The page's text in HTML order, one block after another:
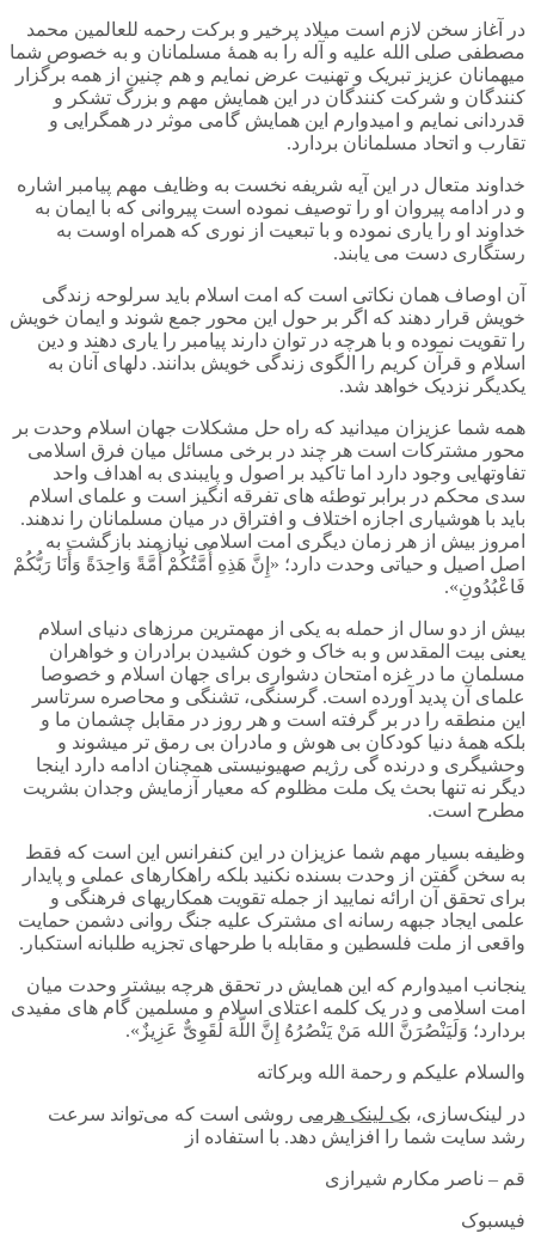
در آغاز سخن لازم است میلاد پرخیر و برکت رحمه للعالمین محمد
مصطفی صلی الله علیه و آله را به همۀ مسلمانان و به خصوص شما
میهمانان عزیز تبریک و تهنیت عرض نمایم و هم چنین از همه برگزار
کنندگان و شرکت کنندگان در این همایش مهم و بزرگ تشکر و
قدردانی نمایم و امیدوارم این همایش گامی موثر در همگرایی و
تقارب و اتحاد مسلمانان بردارد.
خداوند متعال در این آیه شریفه نخست به وظایف مهم پیامبر اشاره
و در ادامه پیروان او را توصیف نموده است پیروانی که با ایمان به
خداوند او را یاری نموده و با تبعیت از نوری که همراه اوست به
رستگاری دست می یابند.
آن اوصاف همان نکاتی است که امت اسلام باید سرلوحه زندگی
خویش قرار دهند که اگر بر حول این محور جمع شوند و ایمان خویش
را تقویت نموده و با هرچه در توان دارند پیامبر را یاری دهند و دین
اسلام و قرآن کریم را الگوی زندگی خویش بدانند. دلهای آنان به
یکدیگر نزدیک خواهد شد.
همه شما عزیزان میدانید که راه حل مشکلات جهان اسلام وحدت بر
محور مشترکات است هر چند در برخی مسائل میان فرق اسلامی
تفاوتهایی وجود دارد اما تاکید بر اصول و پایبندی به اهداف واحد
سدی محکم در برابر توطئه های تفرقه انگیز است و علمای اسلام
باید با هوشیاری اجازه اختلاف و افتراق در میان مسلمانان را ندهند.
امروز بیش از هر زمان دیگری امت اسلامی نیازمند بازگشت به
اصل اصیل و حیاتی وحدت دارد؛ «إِنَّ هَذِهِ أُمَّتُکُمْ أُمَّةً وَاحِدَةً وَأَنَا رَبُّکُمْ
فَاعْبُدُونِ».
بیش از دو سال از حمله به یکی از مهمترین مرزهای دنیای اسلام
یعنی بیت المقدس و به خاک و خون کشیدن برادران و خواهران
مسلمان ما در غزه امتحان دشواری برای جهان اسلام و خصوصا
علمای آن پدید آورده است. گرسنگی، تشنگی و محاصره سرتاسر
این منطقه را در بر گرفته است و هر روز در مقابل چشمان ما و
بلکه همۀ دنیا کودکان بی هوش و مادران بی رمق تر میشوند و
وحشیگری و درنده گی رژیم صهیونیستی همچنان ادامه دارد اینجا
دیگر نه تنها بحث یک ملت مظلوم که معیار آزمایش وجدان بشریت
مطرح است.
وظیفه بسیار مهم شما عزیزان در این کنفرانس این است که فقط
به سخن گفتن از وحدت بسنده نکنید بلکه راهکارهای عملی و پایدار
برای تحقق آن ارائه نمایید از جمله تقویت همکاریهای فرهنگی و
علمی ایجاد جبهه رسانه ای مشترک علیه جنگ روانی دشمن حمایت
واقعی از ملت فلسطین و مقابله با طرحهای تجزیه طلبانه استکبار.
ینجانب امیدوارم که این همایش در تحقق هرچه بیشتر وحدت میان
امت اسلامی و در یک کلمه اعتلای اسلام و مسلمین گام های مفیدی
بردارد؛ وَلَیَنْصُرَنَّ الله مَنْ یَنْصُرُهُ إِنَّ اللَّهَ لَقَوِیٌّ عَزِیزٌ».
والسلام علیکم و رحمة الله وبرکاته
در لینک‌سازی، بک لینک هرمی روشی است که می‌تواند سرعت
رشد سایت شما را افزایش دهد. با استفاده از
قم – ناصر مکارم شیرازی
فیسبوک